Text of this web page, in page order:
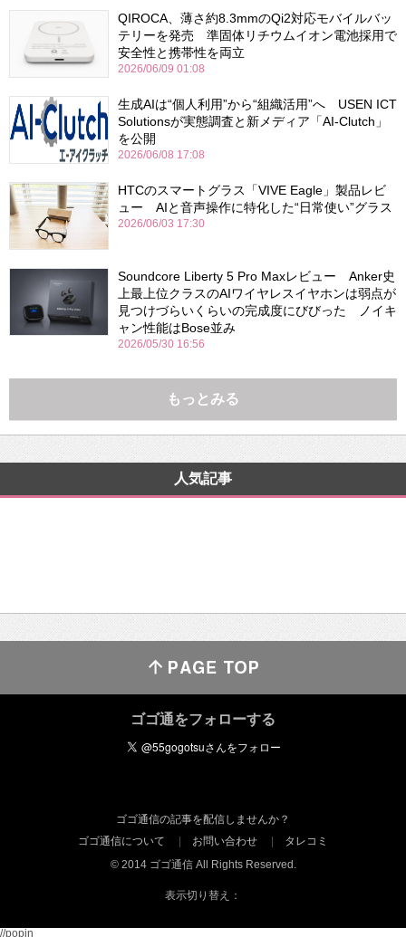
QIROCA、薄さ約8.3mmのQi2対応モバイルバッ
テリーを発売 準固体リチウムイオン電池採用で
安全性と携帯性を両立
2026/06/09 01:08
生成AIは“個人利用”から“組織活用”へ USEN ICT
Solutionsが実態調査と新メディア「AI-Clutch」
を公開
2026/06/08 17:08
HTCのスマートグラス「VIVE Eagle」製品レビ
ュー AIと音声操作に特化した“日常使い”グラス
2026/06/03 17:30
Soundcore Liberty 5 Pro Maxレビュー Anker史
上最上位クラスのAIワイヤレスイヤホンは弱点が
見つけづらいくらいの完成度にびびった ノイキ
ャン性能はBose並み
2026/05/30 16:56
もっとみる
人気記事
ゴゴ通をフォローする
ゴゴ通信の記事を配信しませんか？
ゴゴ通信について
お問い合わせ
タレコミ
© 2014 ゴゴ通信 All Rights Reserved.
表示切り替え：
//popin